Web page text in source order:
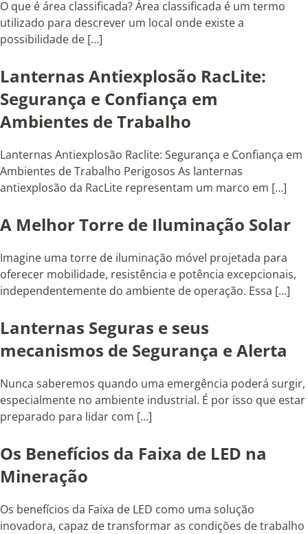
O que é área classificada? Área classificada é um termo
utilizado para descrever um local onde existe a
possibilidade de […]
Lanternas Antiexplosão RacLite:
Segurança e Confiança em
Ambientes de Trabalho
Lanternas Antiexplosão Raclite: Segurança e Confiança em
Ambientes de Trabalho Perigosos As lanternas
antiexplosão da RacLite representam um marco em […]
A Melhor Torre de Iluminação Solar
Imagine uma torre de iluminação móvel projetada para
oferecer mobilidade, resistência e potência excepcionais,
independentemente do ambiente de operação. Essa […]
Lanternas Seguras e seus
mecanismos de Segurança e Alerta
Nunca saberemos quando uma emergência poderá surgir,
especialmente no ambiente industrial. É por isso que estar
preparado para lidar com […]
Os Benefícios da Faixa de LED na
Mineração
Os benefícios da Faixa de LED como uma solução
inovadora, capaz de transformar as condições de trabalho